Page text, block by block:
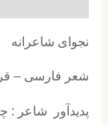
نجوای شاعرانه
شعر فارسی – قرن ۱۴ –
پدیدآور شاعر :